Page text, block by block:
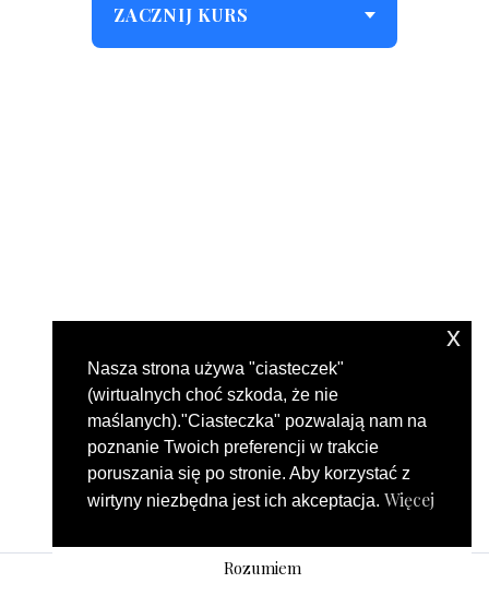
ZACZNIJ KURS
Nasza strona używa "ciasteczek"
(wirtualnych choć szkoda, że nie
maślanych)."Ciasteczka" pozwalają nam na
poznanie Twoich preferencji w trakcie
poruszania się po stronie. Aby korzystać z
wirtyny niezbędna jest ich akceptacja. Więcej
Rozumiem
x